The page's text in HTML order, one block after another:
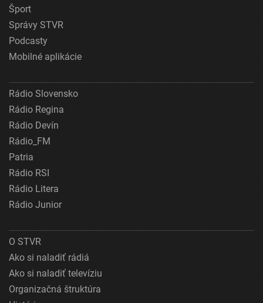
Šport
Správy STVR
Podcasty
Mobilné aplikácie
Rádio Slovensko
Rádio Regina
Rádio Devín
Rádio_FM
Patria
Rádio RSI
Rádio Litera
Rádio Junior
O STVR
Ako si naladiť rádiá
Ako si naladiť televíziu
Organizačná štruktúra